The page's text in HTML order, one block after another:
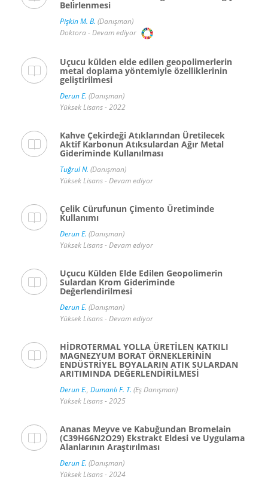
Belirlenmesi
Pişkin M. B. (Danışman)
Doktora - Devam ediyor
Uçucu külden elde edilen geopolimerlerin
metal doplama yöntemiyle özelliklerinin
geliştirilmesi
Derun E. (Danışman)
Yüksek Lisans - 2022
Kahve Çekirdeği Atıklarından Üretilecek
Aktif Karbonun Atıksulardan Ağır Metal
Gideriminde Kullanılması
Tuğrul N. (Danışman)
Yüksek Lisans - Devam ediyor
Çelik Cürufunun Çimento Üretiminde
Kullanımı
Derun E. (Danışman)
Yüksek Lisans - Devam ediyor
Uçucu Külden Elde Edilen Geopolimerin
Sulardan Krom Gideriminde
Değerlendirilmesi
Derun E. (Danışman)
Yüksek Lisans - Devam ediyor
HİDROTERMAL YOLLA ÜRETİLEN KATKILI
MAGNEZYUM BORAT ÖRNEKLERİNİN
ENDÜSTRİYEL BOYALARIN ATIK SULARDAN
ARITIMINDA DEĞERLENDİRİLMESİ
Derun E., Dumanlı F. T. (Eş Danışman)
Yüksek Lisans - 2025
Ananas Meyve ve Kabuğundan Bromelain
(C39H66N2O29) Ekstrakt Eldesi ve Uygulama
Alanlarının Araştırılması
Derun E. (Danışman)
Yüksek Lisans - 2024